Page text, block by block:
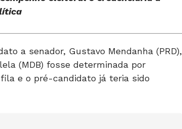
a senador, Gustavo Mendanha (PRD),
(MDB) fosse determinada por
e o pré-candidato já teria sido